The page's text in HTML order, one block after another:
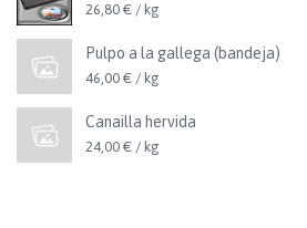
26,80 € / kg
Pulpo a la gallega (bandeja)
46,00 € / kg
Canailla hervida
24,00 € / kg